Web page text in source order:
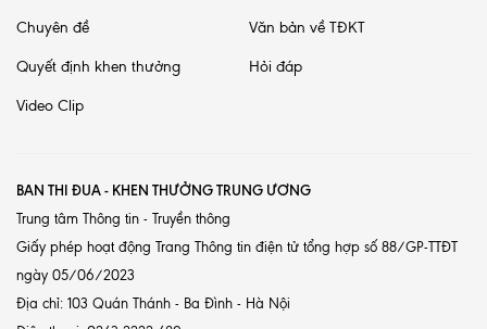
Chuyên đề Văn bản về TĐKT
Quyết định khen thưởng Hỏi đáp
Video Clip
BAN THI ĐUA - KHEN THƯỞNG TRUNG ƯƠNG
Trung tâm Thông tin - Truyền thông
Giấy phép hoạt động Trang Thông tin điện tử tổng hợp số 88/GP-TTĐT
ngày 05/06/2023
Địa chỉ: 103 Quán Thánh - Ba Đình - Hà Nội